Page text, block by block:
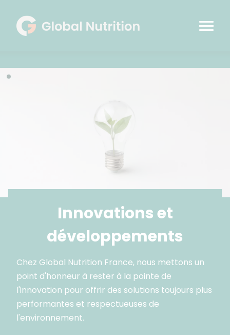
Innovations et
développements
Chez Global Nutrition France, nous mettons un
point d'honneur à rester à la pointe de
l'innovation pour offrir des solutions toujours plus
performantes et respectueuses de
l'environnement.